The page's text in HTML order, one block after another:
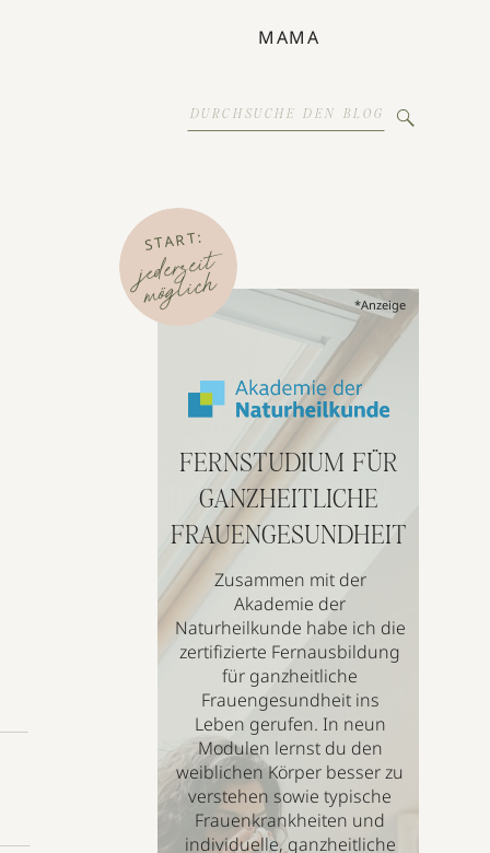
MAMA
Search
for:
*Anzeige
FERNSTUDIUM FÜR
GANZHEITLICHE
FRAUENGESUNDHEIT
Zusammen mit der
Akademie der
Naturheilkunde habe ich die
zertifizierte Fernausbildung
für ganzheitliche
Frauengesundheit ins
Leben gerufen. In neun
Modulen lernst du den
weiblichen Körper besser zu
verstehen sowie typische
Frauenkrankheiten und
individuelle, ganzheitliche
START:
jederzeit
möglich